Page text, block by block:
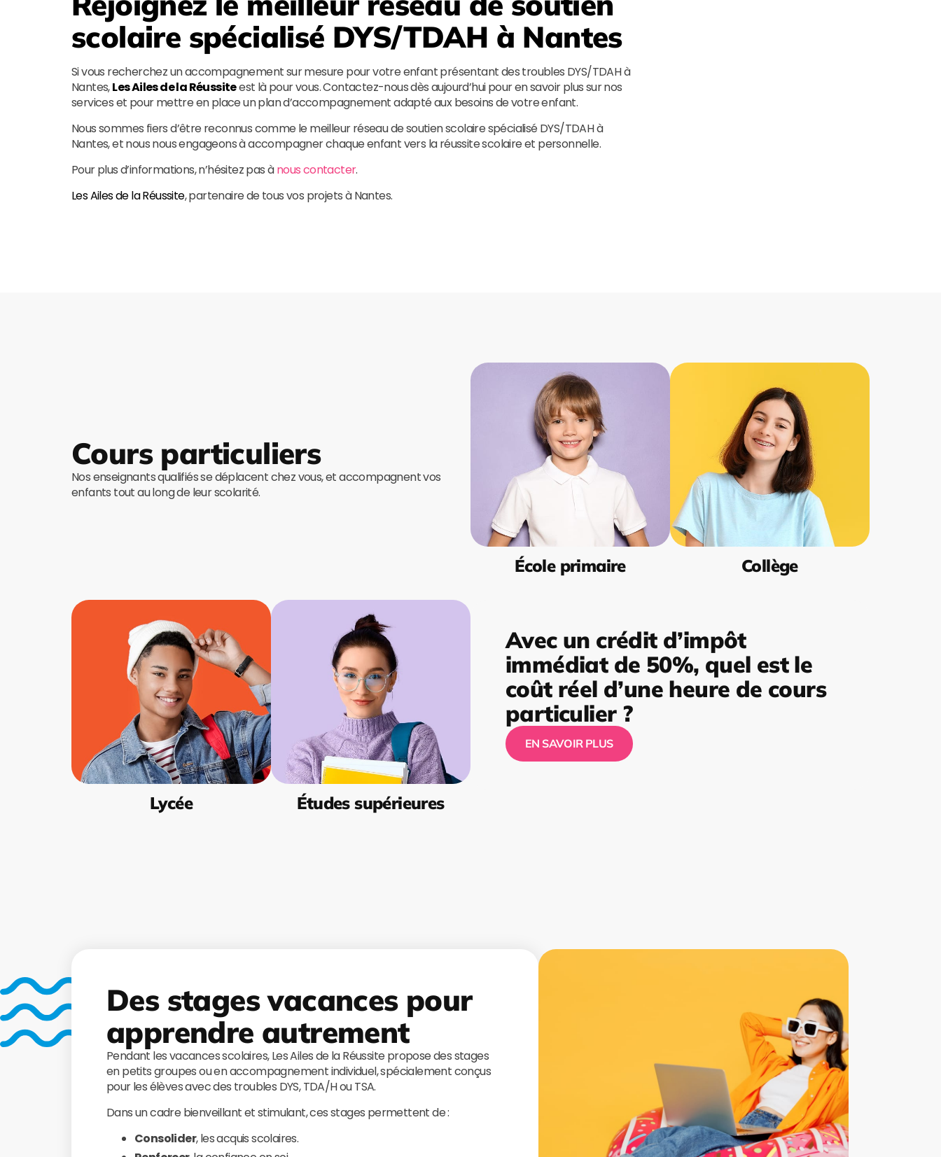
scolaire spécialisé DYS/TDAH à Nantes
Si vous recherchez un accompagnement sur mesure pour votre enfant présentant des troubles DYS/TDAH à
Nantes,Les Ailes de la Réussiteest là pour vous. Contactez-nous dès aujourd’hui pour en savoir plus sur nos
services et pour mettre en place un plan d’accompagnement adapté aux besoins de votre enfant.
Nous sommes fiers d’être reconnus comme le meilleur réseau de soutien scolaire spécialisé DYS/TDAH à
Nantes, et nous nous engageons à accompagner chaque enfant vers la réussite scolaire et personnelle.
Pour plus d’informations, n’hésitez pas ànous contacter.
Les Ailes de la Réussite, partenaire de tous vos projets à Nantes.
Cours particuliers
Nos enseignants qualifiés se déplacent chez vous, et accompagnent vos
enfants tout au long de leur scolarité.
École primaire Collège
Lycée Études supérieures
Avec un crédit d’impôt
immédiat de 50%, quel est le
coût réel d’une heure de cours
particulier ?
EN SAVOIR PLUS
Des stages vacances pour
apprendre autrement
Pendant les vacances scolaires, Les Ailes de la Réussite propose des stages
en petits groupes ou en accompagnement individuel, spécialement conçus
pour les élèves avec des troubles DYS, TDA/H ou TSA.
Dans un cadre bienveillant et stimulant, ces stages permettent de :
Consolider, les acquis scolaires.